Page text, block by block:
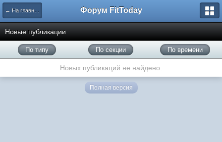
← На главную Форум FitToday
Новые публикации
По типу По секции По времени
Новых публикаций не найдено.
Полная версия